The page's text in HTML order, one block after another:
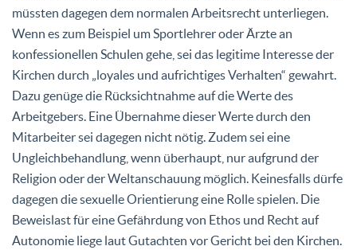
müssten dagegen dem normalen Arbeitsrecht unterliegen.
Wenn es zum Beispiel um Sportlehrer oder Ärzte an
konfessionellen Schulen gehe, sei das legitime Interesse der
Kirchen durch „loyales und aufrichtiges Verhalten“ gewahrt.
Dazu genüge die Rücksichtnahme auf die Werte des
Arbeitgebers. Eine Übernahme dieser Werte durch den
Mitarbeiter sei dagegen nicht nötig. Zudem sei eine
Ungleichbehandlung, wenn überhaupt, nur aufgrund der
Religion oder der Weltanschauung möglich. Keinesfalls dürfe
dagegen die sexuelle Orientierung eine Rolle spielen. Die
Beweislast für eine Gefährdung von Ethos und Recht auf
Autonomie liege laut Gutachten vor Gericht bei den Kirchen.